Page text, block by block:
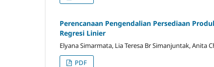
Perencanaan Pengendalian Persediaan
Regresi Linier
Elyana Simarmata, Lia Teresa Br Simanjuntak, Anita
PDF